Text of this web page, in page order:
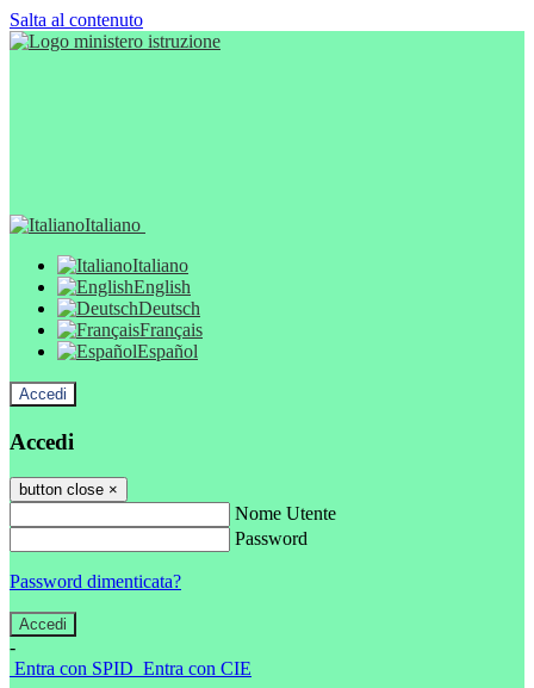
Salta al contenuto
Italiano
Italiano
English
Deutsch
Français
Español
Accedi
Accedi
button close ×
Nome Utente
Password
Password dimenticata?
-
Entra con SPID Entra con CIE